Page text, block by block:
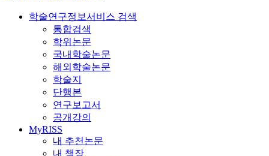
학술연구정보서비스 검색
통합검색
학위논문
국내학술논문
해외학술논문
학술지
단행본
연구보고서
공개강의
MyRISS
내 추천논문
내 책장